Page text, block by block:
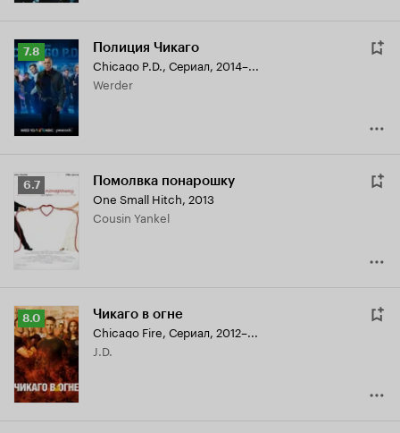
Рейтинг
Кинопоиска
7.8
7.8 Полиция Чикаго
Chicago P.D., Сериал, 2014–...
Werder
Рейтинг
Кинопоиска
6.7 Помолвка понарошку
One Small Hitch, 2013
Cousin Yankel
Рейтинг
Кинопоиска
8.0
8.0 Чикаго в огне
Chicago Fire, Сериал, 2012–...
J.D.